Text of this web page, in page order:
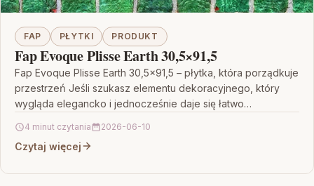
FAP PŁYTKI PRODUKT
Fap Evoque Plisse Earth 30,5×91,5
Fap Evoque Plisse Earth 30,5×91,5 – płytka, która porządkuje
przestrzeń Jeśli szukasz elementu dekoracyjnego, który
wygląda elegancko i jednocześnie daje się łatwo
4 minut czytania 2026-06-10
Czytaj więcej